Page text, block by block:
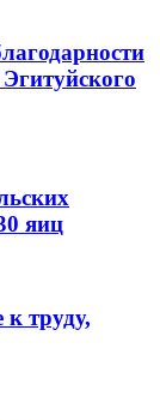
яиц
труду,